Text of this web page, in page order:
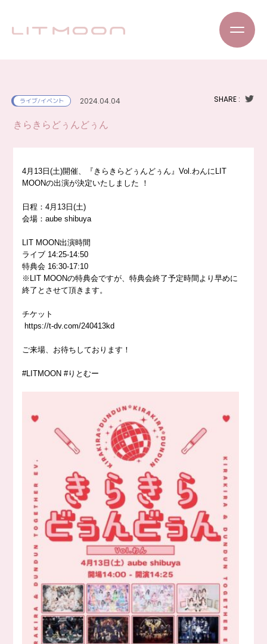
ライブ/イベント 2024.04.04 SHARE :
きらきらどぅんどぅん
4月13日(土)開催、『きらきらどぅんどぅん』Vol.わんにLIT
MOONの出演が決定いたしました ！
日程：4月13日(土)
会場：aube shibuya
LIT MOON出演時間
ライブ 14:25-14:50
特典会 16:30-17:10
※LIT MOONの特典会ですが、特典会終了予定時間より早めに
終了とさせて頂きます。
チケット
https://t-dv.com/240413kd
ご来場、お待ちしております！
#LITMOON #りとむー